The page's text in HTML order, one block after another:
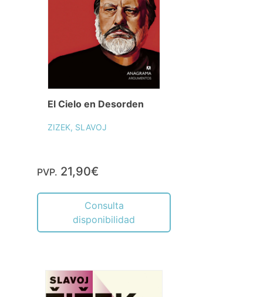
El Cielo en Desorden
ZIZEK, SLAVOJ
PVP. 21,90€
Consulta
disponibilidad